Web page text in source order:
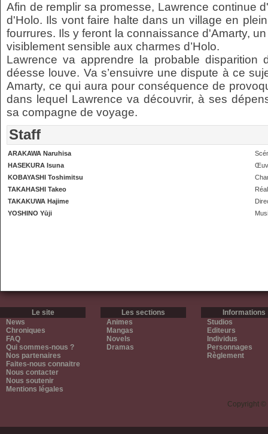
Afin de remplir sa promesse, Lawrence continue
d'Holo. Ils vont faire halte dans un village en
fourrures. Ils y feront la connaissance d'Amarty,
visiblement sensible aux charmes d’Holo.
Lawrence va apprendre la probable disparition
déesse louve. Va s’ensuivre une dispute à ce
Amarty, ce qui aura pour conséquence de
dans lequel Lawrence va découvrir, à ses
sa compagne de voyage.
Staff
ARAKAWA Naruhisa
HASEKURA Isuna
KOBAYASHI Toshimitsu
TAKAHASHI Takeo
TAKAKUWA Hajime
YOSHINO Yūji
Le site
News
Chroniques
FAQ
Qui sommes-nous ?
Nos partenaires
Faites-nous connaitre
Nous contacter
Nous soutenir
Mentions légales
Les sections
Animes
Mangas
Novels
Dramas
Informations
Studios
Editeurs
Individus
Personnages
Règlement
Copyright ©